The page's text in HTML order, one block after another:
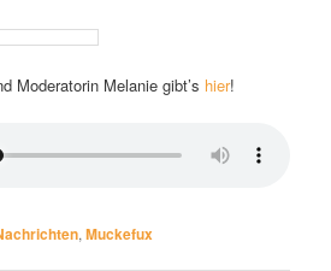
Moderatorin Melanie gibt’s hier!
,Muckefux